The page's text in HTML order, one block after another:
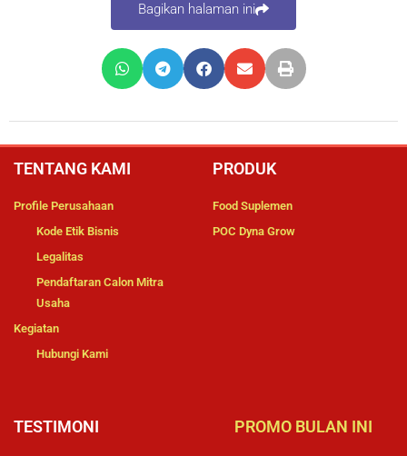
Bagikan halaman ini
TENTANG KAMI
Profile Perusahaan
Kode Etik Bisnis
Legalitas
Pendaftaran Calon Mitra
Usaha
Kegiatan
Hubungi Kami
PRODUK
Food Suplemen
POC Dyna Grow
TESTIMONI PROMO BULAN INI